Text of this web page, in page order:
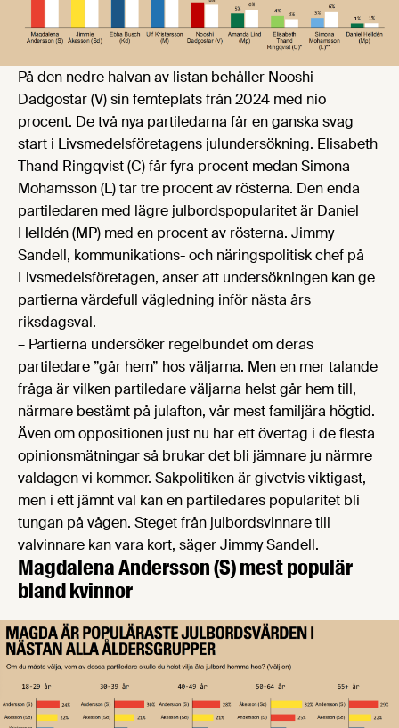
På den nedre halvan av listan behåller Nooshi
Dadgostar (V) sin femteplats från 2024 med nio
procent. De två nya partiledarna får en ganska svag
start i Livsmedelsföretagens julundersökning. Elisabeth
Thand Ringqvist (C) får fyra procent medan Simona
Mohamsson (L) tar tre procent av rösterna. Den enda
partiledaren med lägre julbordspopularitet är Daniel
Helldén (MP) med en procent av rösterna. Jimmy
Sandell, kommunikations- och näringspolitisk chef på
Livsmedelsföretagen, anser att undersökningen kan ge
partierna värdefull vägledning inför nästa års
riksdagsval.
– Partierna undersöker regelbundet om deras
partiledare ”går hem” hos väljarna. Men en mer talande
fråga är vilken partiledare väljarna helst går hem till,
närmare bestämt på julafton, vår mest familjära högtid.
Även om oppositionen just nu har ett övertag i de flesta
opinionsmätningar så brukar det bli jämnare ju närmre
valdagen vi kommer. Sakpolitiken är givetvis viktigast,
men i ett jämnt val kan en partiledares popularitet bli
tungan på vågen. Steget från julbordsvinnare till
valvinnare kan vara kort, säger Jimmy Sandell.
Magdalena Andersson (S) mest populär
bland kvinnor